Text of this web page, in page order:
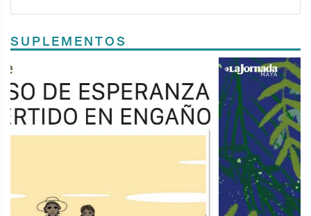
SUPLEMENTOS